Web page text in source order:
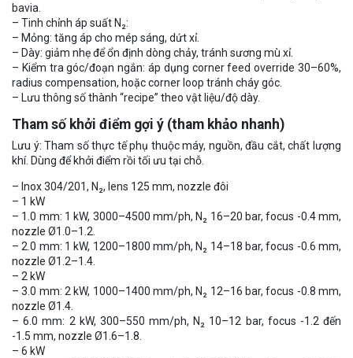
bavia.
– Tinh chỉnh áp suất N₂:
– Mỏng: tăng áp cho mép sáng, dứt xỉ.
– Dày: giảm nhẹ để ổn định dòng chảy, tránh sương mù xỉ.
– Kiểm tra góc/đoạn ngắn: áp dụng corner feed override 30–60%,
radius compensation, hoặc corner loop tránh cháy góc.
– Lưu thông số thành “recipe” theo vật liệu/độ dày.
Tham số khởi điểm gợi ý (tham khảo nhanh)
Lưu ý: Tham số thực tế phụ thuộc máy, nguồn, đầu cắt, chất lượng
khí. Dùng để khởi điểm rồi tối ưu tại chỗ.
– Inox 304/201, N₂, lens 125 mm, nozzle đôi
– 1 kW
– 1.0 mm: 1 kW, 3000–4500 mm/ph, N₂ 16–20 bar, focus -0.4 mm,
nozzle Ø1.0–1.2.
– 2.0 mm: 1 kW, 1200–1800 mm/ph, N₂ 14–18 bar, focus -0.6 mm,
nozzle Ø1.2–1.4.
– 2 kW
– 3.0 mm: 2 kW, 1000–1400 mm/ph, N₂ 12–16 bar, focus -0.8 mm,
nozzle Ø1.4.
– 6.0 mm: 2 kW, 300–550 mm/ph, N₂ 10–12 bar, focus -1.2 đến
-1.5 mm, nozzle Ø1.6–1.8.
– 6 kW